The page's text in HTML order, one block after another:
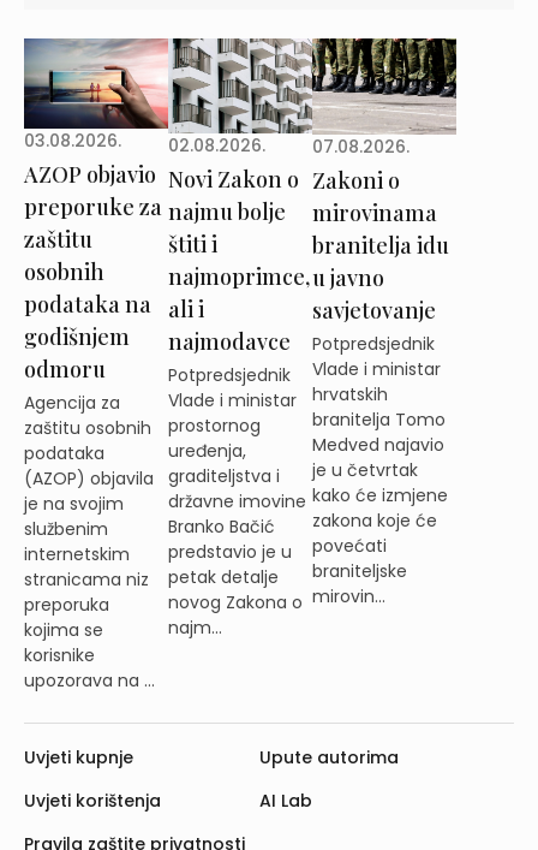
03.08.2026.
AZOP objavio
preporuke za
zaštitu
osobnih
podataka na
godišnjem
odmoru
Agencija za
zaštitu osobnih
podataka
(AZOP) objavila
je na svojim
službenim
internetskim
stranicama niz
preporuka
kojima se
korisnike
upozorava na ...
02.08.2026.
Novi Zakon o
najmu bolje
štiti i
najmoprimce,
ali i
najmodavce
Potpredsjednik
Vlade i ministar
prostornog
uređenja,
graditeljstva i
državne imovine
Branko Bačić
predstavio je u
petak detalje
novog Zakona o
najm...
07.08.2026.
Zakoni o
mirovinama
branitelja idu
u javno
savjetovanje
Potpredsjednik
Vlade i ministar
hrvatskih
branitelja Tomo
Medved najavio
je u četvrtak
kako će izmjene
zakona koje će
povećati
braniteljske
mirovin...
Uvjeti kupnje
Uvjeti korištenja
Pravila zaštite privatnosti
Upute autorima
AI Lab